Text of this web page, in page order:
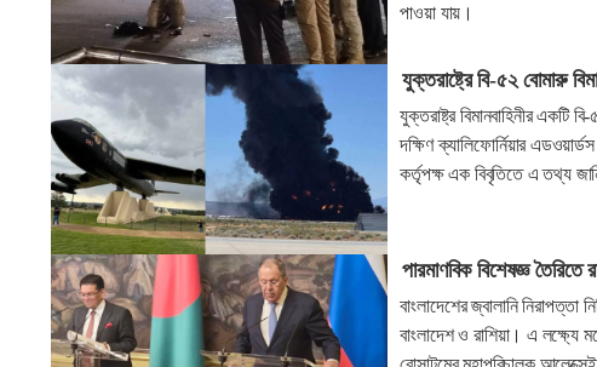
পাওয়া যায়।
যুক্তরাষ্ট্রে বি-৫২ বোমারু
যুক্তরাষ্ট্র বিমানবাহিনীর
দক্ষিণ ক্যালিফোর্নিয়ার
কর্তৃপক্ষ এক বিবৃতিতে এ তথ্য
পারমাণবিক বিশেষজ্ঞ তৈরিতে
বাংলাদেশের জ্বালানি
বাংলাদেশ ও রাশিয়া। এ লক্ষ্যে